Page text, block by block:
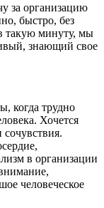
за организацию
быстро, без
такую минуту, мы
знающий свое
когда трудно
Хочется
в организации
человеческое